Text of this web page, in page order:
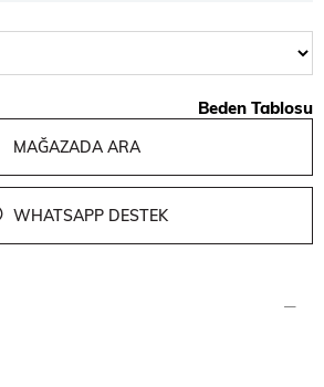
Beden Tablosu
MAĞAZADA ARA
WHATSAPP DESTEK